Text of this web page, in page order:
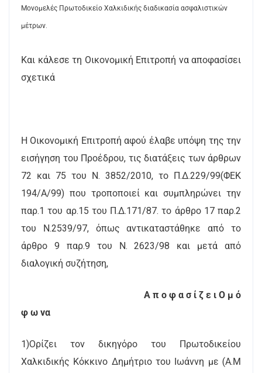
Μονομελές Πρωτοδικείο Χαλκιδικής διαδικασία ασφαλιστικών
μέτρων.
Και κάλεσε τη Οικονομική Επιτροπή να αποφασίσει
σχετικά
Η Οικονομική Επιτροπή αφού έλαβε υπόψη της την
εισήγηση του Προέδρου, τις διατάξεις των άρθρων
72 και 75 του Ν. 3852/2010, το Π.Δ.229/99(ΦΕΚ
194/Α/99) που τροποποιεί και συμπληρώνει την
παρ.1 του αρ.15 του Π.Δ.171/87. το άρθρο 17 παρ.2
του Ν.2539/97, όπως αντικαταστάθηκε από το
άρθρο 9 παρ.9 του Ν. 2623/98 και μετά από
διαλογική συζήτηση,
Α π ο φ α σ ί ζ ε ι Ο μ ό
φ ω να
1)Oρίζει τον δικηγόρο του Πρωτοδικείου
Χαλκιδικής Κόκκινο Δημήτριο του Ιωάννη με (Α.Μ